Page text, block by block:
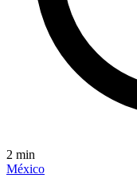
2 min
México